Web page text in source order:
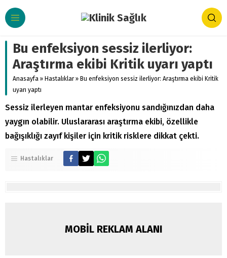
Bu enfeksiyon sessiz ilerliyor:
Araştırma ekibi Kritik uyarı yaptı
Anasayfa » Hastalıklar » Bu enfeksiyon sessiz ilerliyor: Araştırma ekibi Kritik
uyarı yaptı
Sessiz ilerleyen mantar enfeksiyonu sandığınızdan daha
yaygın olabilir. Uluslararası araştırma ekibi, özellikle
bağışıklığı zayıf kişiler için kritik risklere dikkat çekti.
Hastalıklar
MOBİL REKLAM ALANI